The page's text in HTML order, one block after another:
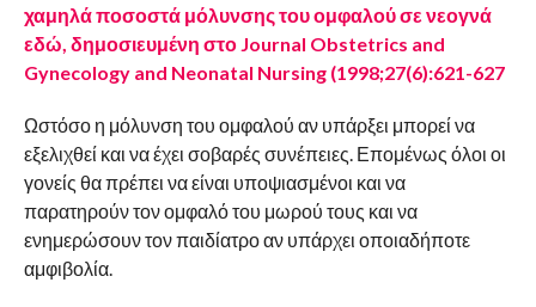
χαμηλά ποσοστά μόλυνσης του ομφαλού σε νεογνά
εδώ, δημοσιευμένη στο Journal Obstetrics and
Gynecology and Neonatal Nursing (1998;27(6):621-627
Ωστόσο η μόλυνση του ομφαλού αν υπάρξει μπορεί να
εξελιχθεί και να έχει σοβαρές συνέπειες. Επομένως όλοι οι
γονείς θα πρέπει να είναι υποψιασμένοι και να
παρατηρούν τον ομφαλό του μωρού τους και να
ενημερώσουν τον παιδίατρο αν υπάρχει οποιαδήποτε
αμφιβολία.